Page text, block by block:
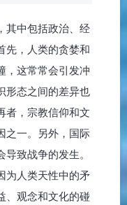
其中包括政治、经
先，人类的贪婪和
，这常常会引发冲
形态之间的差异也
者，宗教信仰和文
之一。另外，国际
致战争的发生。
为人类天性中的矛
、观念和文化的碰